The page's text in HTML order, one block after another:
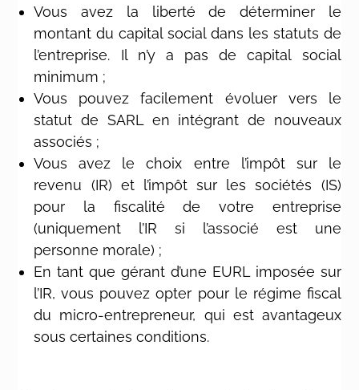
Vous avez la liberté de déterminer le
montant du capital social dans les statuts de
l’entreprise. Il n’y a pas de capital social
minimum ;
Vous pouvez facilement évoluer vers le
statut de SARL en intégrant de nouveaux
associés ;
Vous avez le choix entre l’impôt sur le
revenu (IR) et l’impôt sur les sociétés (IS)
pour la fiscalité de votre entreprise
(uniquement l’IR si l’associé est une
personne morale) ;
En tant que gérant d’une EURL imposée sur
l’IR, vous pouvez opter pour le régime fiscal
du micro-entrepreneur, qui est avantageux
sous certaines conditions.